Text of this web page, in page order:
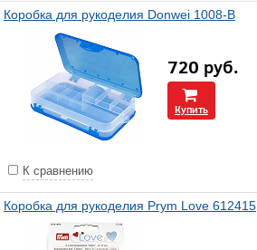
Коробка для рукоделия Donwei 1008-В
720 руб.
Купить
К сравнению
Коробка для рукоделия Prym Love 612415